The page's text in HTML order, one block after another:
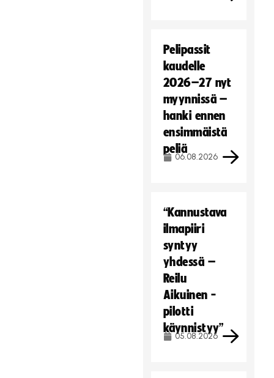
Pelipassit
kaudelle
2026–27 nyt
myynnissä –
hanki ennen
ensimmäistä
peliä
06.08.2026
“Kannustava
ilmapiiri
syntyy
yhdessä –
Reilu
Aikuinen -
pilotti
käynnistyy”
05.08.2026